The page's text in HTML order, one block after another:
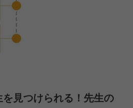
見つけられる！先生の